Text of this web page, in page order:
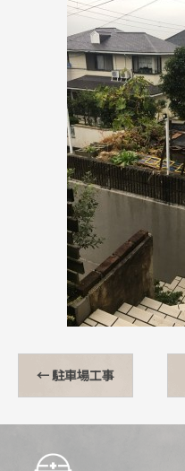
←駐車場工事